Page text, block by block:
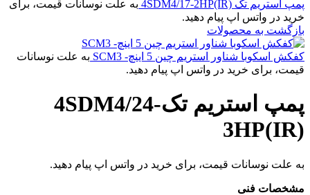
پمپ استریم تک 4SDM4/17-2HP(IR)
به علت نوسانات قیمت، برای
خرید در واتس اپ پیام دهید.
بازگشت به محصولات
کفکش اسکوبا شناور استریم چین 5 اینچ- SCM3
به علت نوسانات
قیمت، برای خرید در واتس اپ پیام دهید.
پمپ استریم تک4SDM4/24-
3HP(IR)
به علت نوسانات قیمت، برای خرید در واتس اپ پیام دهید.
مشخصات فنی